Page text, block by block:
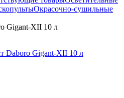
Окрасочно-сушильные
Gigant-XII 10 л